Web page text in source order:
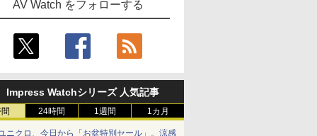
AV Watch をフォローする
Impress Watchシリーズ 人気記事
24時間 1週間 1カ月
ニクロ、今日から「お盆特別セール」。涼感